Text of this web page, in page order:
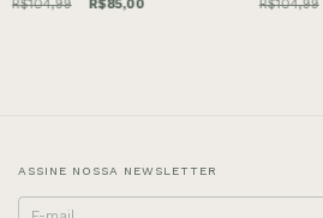
R$104,99 R$85,00 R$104,99
ASSINE NOSSA NEWSLETTER